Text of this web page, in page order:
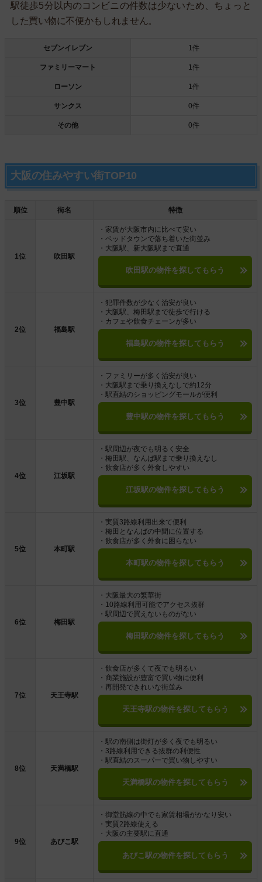
駅徒歩5分以内のコンビニの件数は少ないため、ちょっと
した買い物に不便かもしれません。
セブンイレブン 1件
ファミリーマート 1件
ローソン 1件
サンクス 0件
その他 0件
大阪の住みやすい街TOP10
順位 街名 特徴
1位 吹田駅
・家賃が大阪市内に比べて安い
・ベッドタウンで落ち着いた街並み
・大阪駅、新大阪駅まで直通
吹田駅の物件を探してもらう
2位 福島駅
・犯罪件数が少なく治安が良い
・大阪駅、梅田駅まで徒歩で行ける
・カフェや飲食チェーンが多い
福島駅の物件を探してもらう
3位 豊中駅
・ファミリーが多く治安が良い
・大阪駅まで乗り換えなしで約12分
・駅直結のショッピングモールが便利
豊中駅の物件を探してもらう
4位 江坂駅
・駅周辺が夜でも明るく安全
・梅田駅、なんば駅まで乗り換えなし
・飲食店が多く外食しやすい
江坂駅の物件を探してもらう
5位 本町駅
・実質3路線利用出来て便利
・梅田となんばの中間に位置する
・飲食店が多く外食に困らない
本町駅の物件を探してもらう
6位 梅田駅
・大阪最大の繁華街
・10路線利用可能でアクセス抜群
・駅周辺で買えないものがない
梅田駅の物件を探してもらう
7位 天王寺駅
・飲食店が多くて夜でも明るい
・商業施設が豊富で買い物に便利
・再開発できれいな街並み
天王寺駅の物件を探してもらう
8位 天満橋駅
・駅の南側は街灯が多く夜でも明るい
・3路線利用できる抜群の利便性
・駅直結のスーパーで買い物しやすい
天満橋駅の物件を探してもらう
9位 あびこ駅
・御堂筋線の中でも家賃相場がかなり安い
・実質2路線使える
・大阪の主要駅に直通
あびこ駅の物件を探してもらう